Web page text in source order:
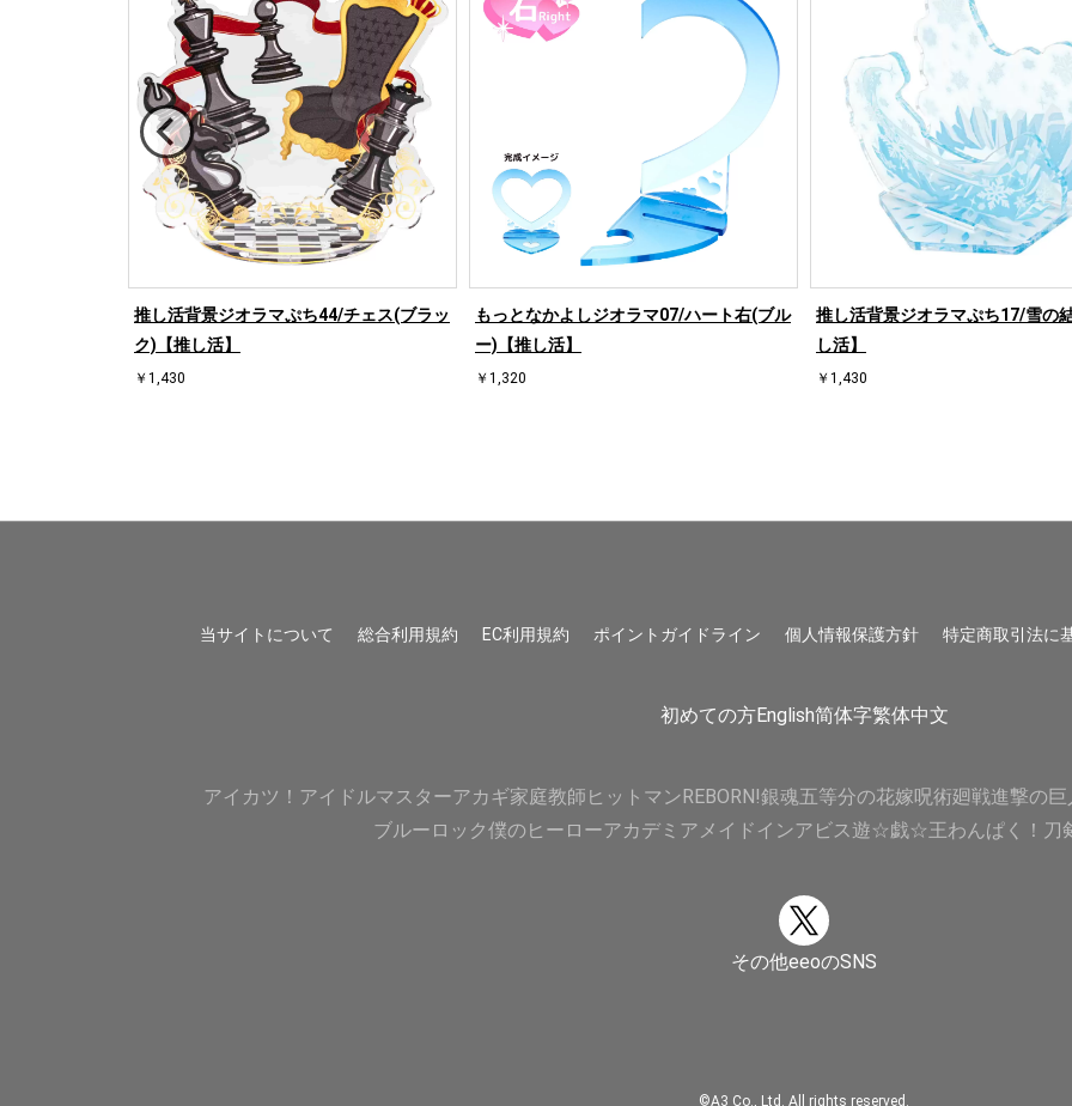
推し活背景ジオラマぷち44/チェス(ブラッ
ク)【推し活】
￥1,430
もっとなかよしジオラマ07/ハート右(ブル
ー)【推し活】
￥1,320
推し活背景ジオラマぷち17/雪の
し活】
￥1,430
当サイトについて 総合利用規約 EC利用規約 ポイントガイドライン 個人情報保護方針 特定商取引法に
初めての方English简体字繁体中文
アイカツ！ アイドルマスターアカギ家庭教師ヒットマンREBORN!銀魂五等分の花嫁呪術廻戦進撃の巨
ブルーロック僕のヒーローアカデミア メイドインアビス遊☆戯☆王わんぱく！刀
その他eeoのSNS
©A3 Co., Ltd. All rights reserved.